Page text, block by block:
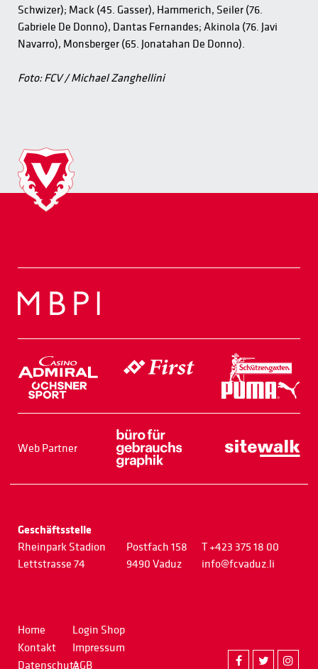
Schwizer); Mack (45. Gasser), Hammerich, Seiler (76.
Gabriele De Donno), Dantas Fernandes; Akinola (76. Javi
Navarro), Monsberger (65. Jonatahan De Donno).
Foto: FCV / Michael Zanghellini
Web Partner
Geschäftsstelle
Rheinpark Stadion
Lettstrasse 74
Postfach 158
9490 Vaduz
T +423 375 18 00
info@fcvaduz.li
Home
Kontakt
Datenschutz
Login Shop
Impressum
AGB